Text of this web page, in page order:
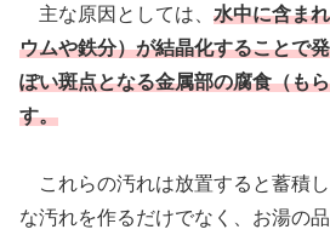
主な原因としては、 水中に含ま
ウムや鉄分）が結晶化することで
ぽい斑点となる金属部の腐食（も
す。
これらの汚れは放置すると蓄積
な汚れを作るだけでなく、お湯の